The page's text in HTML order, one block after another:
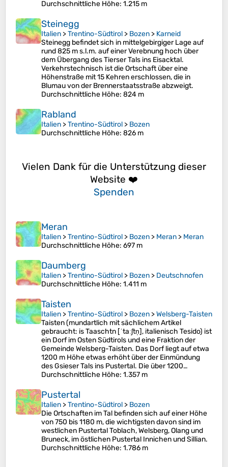
Durchschnittliche Höhe: 1.215 m
Steinegg
Italien >Trentino-Südtirol > Bozen > Karneid
Steinegg befindet sich in mittelgebirgiger Lage auf
rund 825 m s.l.m. auf einer Verebnung hoch über
dem Übergang des Tierser Tals ins Eisacktal.
Verkehrstechnisch ist die Ortschaft über eine
Höhenstraße mit 15 Kehren erschlossen, die in
Blumau von der Brennerstaatsstraße abzweigt.
Durchschnittliche Höhe: 824 m
Rabland
Italien >Trentino-Südtirol > Bozen
Durchschnittliche Höhe: 826 m
Vielen Dank für die Unterstützung dieser
Website ❤️
Spenden
Meran
Italien >Trentino-Südtirol > Bozen > Meran > Meran
Durchschnittliche Höhe: 697 m
Daumberg
Italien >Trentino-Südtirol > Bozen > Deutschnofen
Durchschnittliche Höhe: 1.411 m
Taisten
Italien >Trentino-Südtirol > Bozen >Welsberg-Taisten
Taisten (mundartlich mit sächlichem Artikel
gebraucht: is Taaschtn [ˈtaːʃtn̩], italienisch Tesido) ist
ein Dorf im Osten Südtirols und eine Fraktion der
Gemeinde Welsberg-Taisten. Das Dorf liegt auf etwa
1200 m Höhe etwas erhöht über der Einmündung
des Gsieser Tals ins Pustertal. Die über 1200…
Durchschnittliche Höhe: 1.357 m
Pustertal
Italien >Trentino-Südtirol > Bozen
Die Ortschaften im Tal befinden sich auf einer Höhe
von 750 bis 1180 m, die wichtigsten davon sind im
westlichen Pustertal Toblach, Welsberg, Olang und
Bruneck, im östlichen Pustertal Innichen und Sillian.
Durchschnittliche Höhe: 1.786 m